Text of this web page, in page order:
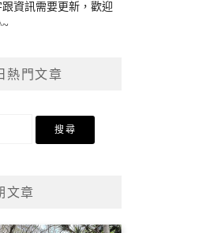
資訊需要更新，歡迎
熱門文章
文章